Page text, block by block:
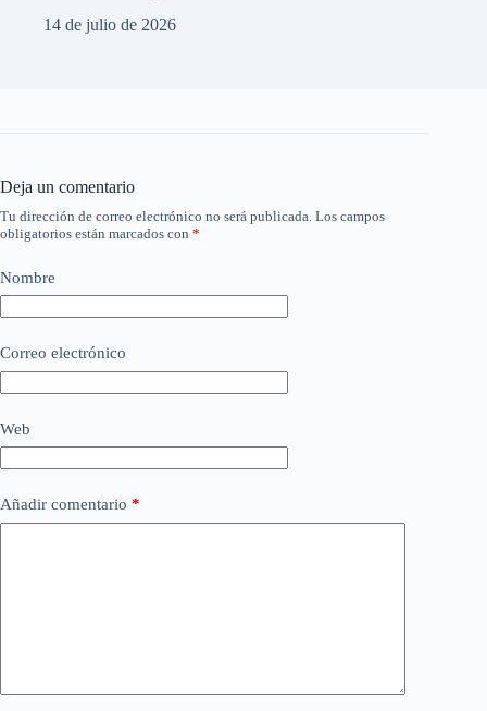
14 de julio de 2026
Deja un comentario
Tu dirección de correo electrónico no será publicada. Los campos
obligatorios están marcados con *
Nombre
Correo electrónico
Web
Añadir comentario *